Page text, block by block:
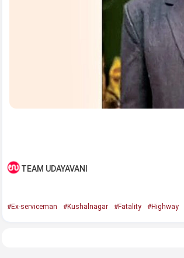
TEAM UDAYAVANI
#Ex-serviceman #Kushalnagar #Fatality #Highway